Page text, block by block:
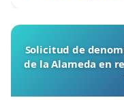
Solicitud de
de la Alameda en